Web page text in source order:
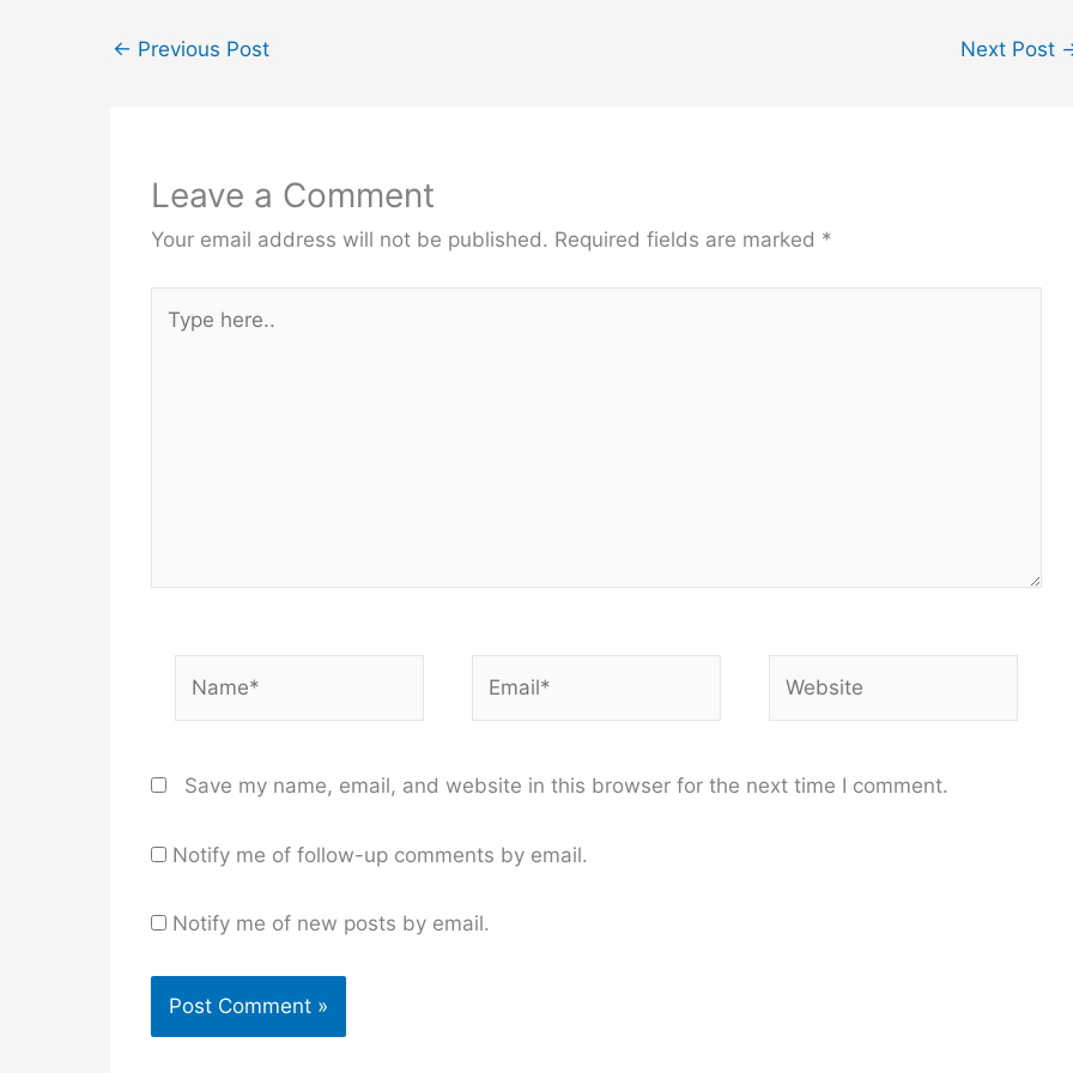
← Previous Post Next Post
Leave a Comment
Your email address will not be published. Required fields are marked *
here..
Save my name, email, and website in this browser for the next time I comment.
Notify me of follow-up comments by email.
Notify me of new posts by email.